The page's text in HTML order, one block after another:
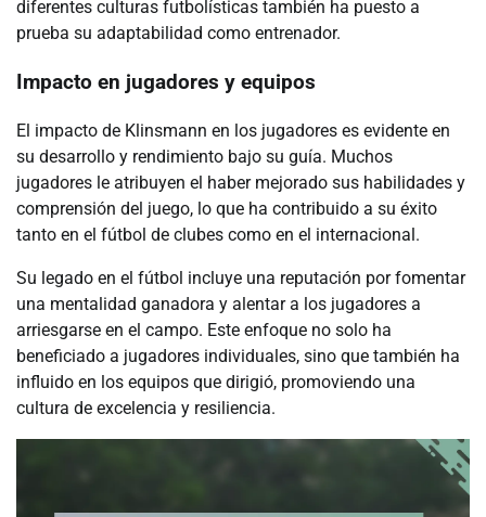
diferentes culturas futbolísticas también ha puesto a
prueba su adaptabilidad como entrenador.
Impacto en jugadores y equipos
El impacto de Klinsmann en los jugadores es evidente en
su desarrollo y rendimiento bajo su guía. Muchos
jugadores le atribuyen el haber mejorado sus habilidades y
comprensión del juego, lo que ha contribuido a su éxito
tanto en el fútbol de clubes como en el internacional.
Su legado en el fútbol incluye una reputación por fomentar
una mentalidad ganadora y alentar a los jugadores a
arriesgarse en el campo. Este enfoque no solo ha
beneficiado a jugadores individuales, sino que también ha
influido en los equipos que dirigió, promoviendo una
cultura de excelencia y resiliencia.